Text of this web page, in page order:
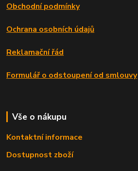
Obchodní podmínky
Ochrana osobních údajů
Reklamační řád
Formulář o odstoupení od smlouvy
Vše o nákupu
Kontaktní informace
Dostupnost zboží